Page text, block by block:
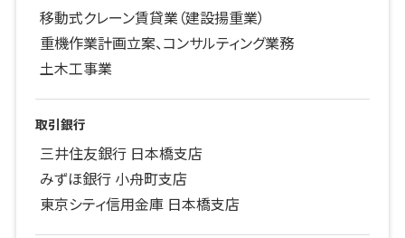
移動式クレーン賃貸業（建設揚重業）
重機作業計画立案、コンサルティング業務
土木工事業
取引銀行
三井住友銀行 日本橋支店
みずほ銀行 小舟町支店
東京シティ信用金庫 日本橋支店